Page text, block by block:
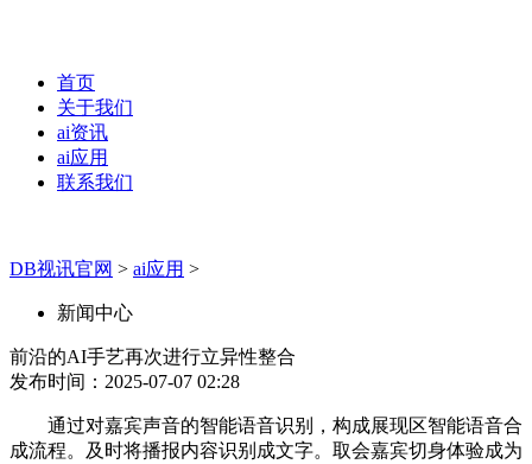
首页
关于我们
ai资讯
ai应用
联系我们
DB视讯官网 > ai应用 >
新闻中心
前沿的AI手艺再次进行立异性整合
发布时间：2025-07-07 02:28
通过对嘉宾声音的智能语音识别，构成展现区智能语音合
成流程。及时将播报内容识别成文字。取会嘉宾切身体验成为